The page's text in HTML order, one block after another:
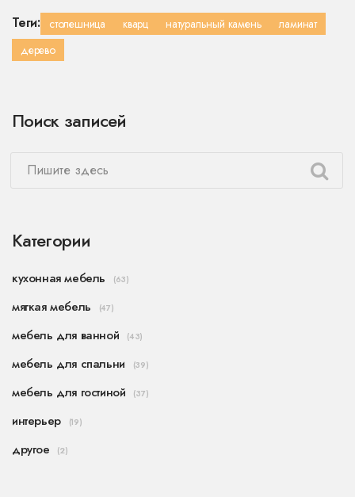
Теги: столешница кварц натуральный камень
ламинат
дерево
Поиск записей
Категории
кухонная мебель (63)
мягкая мебель (47)
мебель для ванной (43)
мебель для спальни (39)
мебель для гостиной (37)
интерьер (19)
другое (2)